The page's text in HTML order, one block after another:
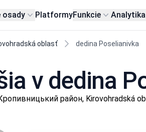
osady PlatformyFunkcie Analytika
oblasť dedina Poselianivka
v dedina
район, Kirovohradská